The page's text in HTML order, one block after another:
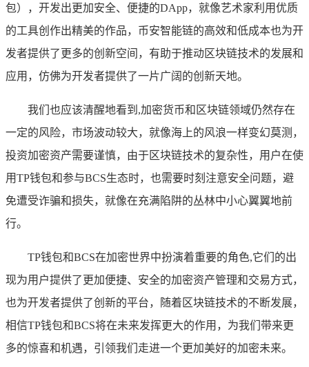
包），开发出更加安全、便捷的DApp，就像艺术家利用优质
的工具创作出精美的作品，币安智能链的高效和低成本也为开
发者提供了更多的创新空间，有助于推动区块链技术的发展和
应用，仿佛为开发者提供了一片广阔的创新天地。
我们也应该清醒地看到,加密货币和区块链领域仍然存在
一定的风险，市场波动较大，就像海上的风浪一样变幻莫测，
投资加密资产需要谨慎，由于区块链技术的复杂性，用户在使
用TP钱包和参与BCS生态时，也需要时刻注意安全问题，避
免遭受诈骗和损失，就像在充满陷阱的丛林中小心翼翼地前
行。
TP钱包和BCS在加密世界中扮演着重要的角色,它们的出
现为用户提供了更加便捷、安全的加密资产管理和交易方式，
也为开发者提供了创新的平台，随着区块链技术的不断发展，
相信TP钱包和BCS将在未来发挥更大的作用，为我们带来更
多的惊喜和机遇，引领我们走进一个更加美好的加密未来。